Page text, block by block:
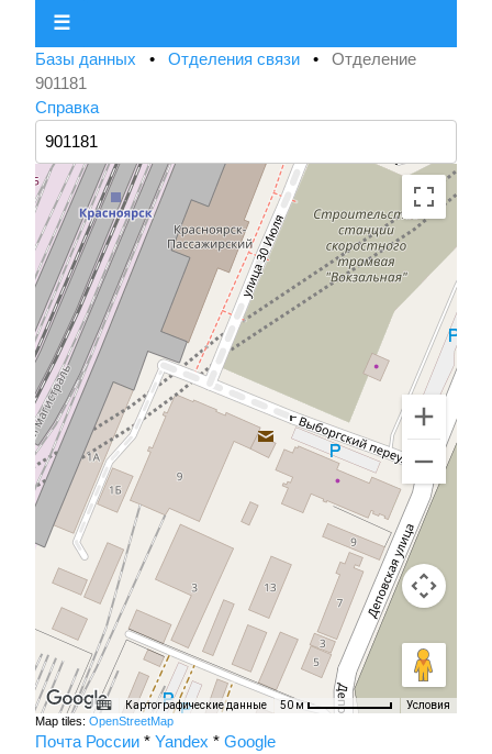
☰
Базы данных • Отделения связи • Отделение
901181
Справка
Картографические данные 50 м Условия
Map tiles: OpenStreetMap
Почта России * Yandex * Google